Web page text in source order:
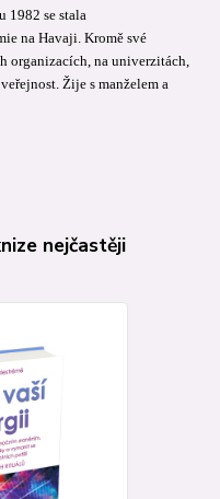
1982 se stala
na Havaji. Kromě své
organizacích, na univerzitách,
Žije s manželem a
nejčastěji